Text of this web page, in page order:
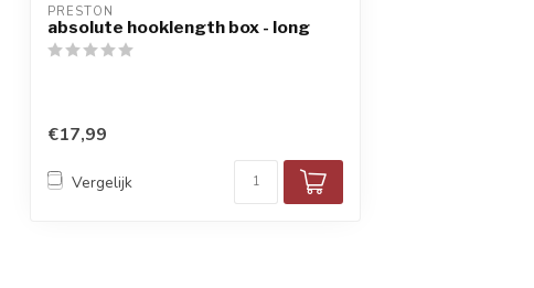
PRESTON
absolute hooklength box - long
€17,99
Vergelijk